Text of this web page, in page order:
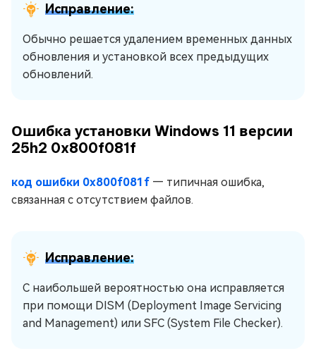
Исправление:
Обычно решается удалением временных данных
обновления и установкой всех предыдущих
обновлений.
Ошибка установки Windows 11 версии
25h2 0x800f081f
код ошибки 0x800f081f — типичная ошибка,
связанная с отсутствием файлов.
Исправление:
С наибольшей вероятностью она исправляется
при помощи DISM (Deployment Image Servicing
and Management) или SFC (System File Checker).